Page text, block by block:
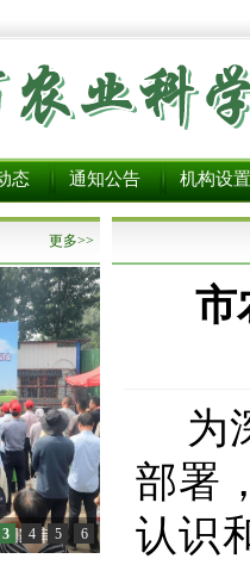
态 通知公告 机构设置
更多>>
家审定
3 4 5 6
市
为
部署
认识